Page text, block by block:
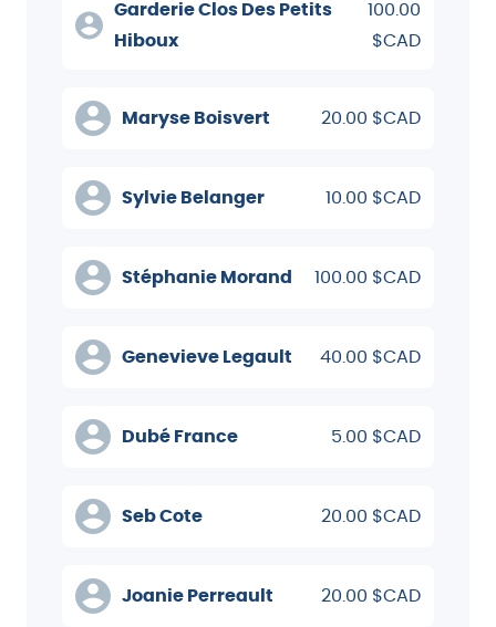
Garderie Clos Des Petits
Hiboux
100.00
$CAD
Maryse Boisvert 20.00 $CAD
Sylvie Belanger 10.00 $CAD
Stéphanie Morand 100.00 $CAD
Genevieve Legault 40.00 $CAD
Dubé France 5.00 $CAD
Seb Cote 20.00 $CAD
Joanie Perreault 20.00 $CAD